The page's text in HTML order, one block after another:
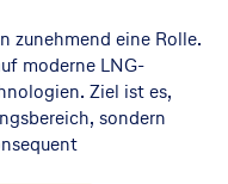
zunehmend eine Rolle.
moderne LNG-
Ziel ist es,
sondern